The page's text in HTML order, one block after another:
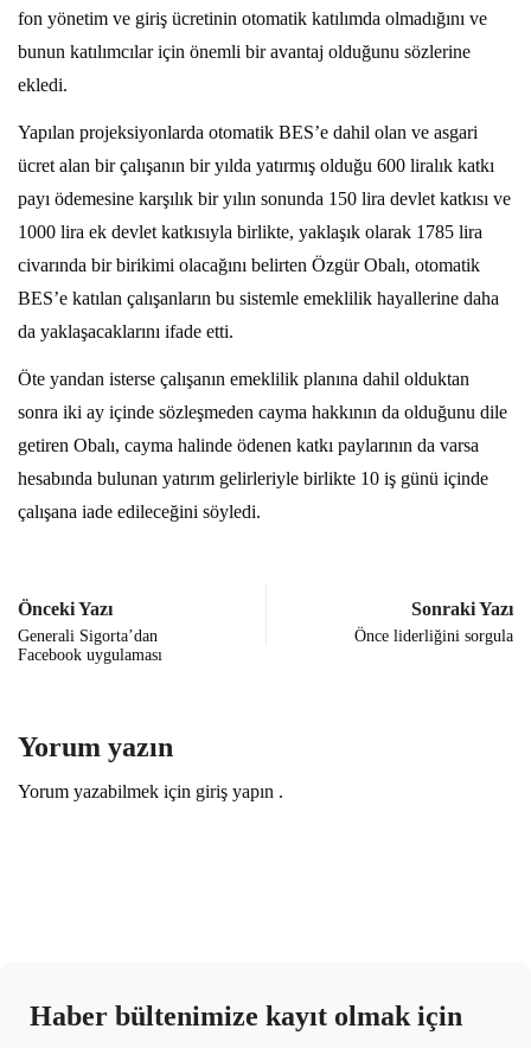
fon yönetim ve giriş ücretinin otomatik katılımda olmadığını ve
bunun katılımcılar için önemli bir avantaj olduğunu sözlerine
ekledi.
Yapılan projeksiyonlarda otomatik BES’e dahil olan ve asgari
ücret alan bir çalışanın bir yılda yatırmış olduğu 600 liralık katkı
payı ödemesine karşılık bir yılın sonunda 150 lira devlet katkısı ve
1000 lira ek devlet katkısıyla birlikte, yaklaşık olarak 1785 lira
civarında bir birikimi olacağını belirten Özgür Obalı, otomatik
BES’e katılan çalışanların bu sistemle emeklilik hayallerine daha
da yaklaşacaklarını ifade etti.
Öte yandan isterse çalışanın emeklilik planına dahil olduktan
sonra iki ay içinde sözleşmeden cayma hakkının da olduğunu dile
getiren Obalı, cayma halinde ödenen katkı paylarının da varsa
hesabında bulunan yatırım gelirleriyle birlikte 10 iş günü içinde
çalışana iade edileceğini söyledi.
Önceki Yazı
Generali Sigorta’dan
Facebook uygulaması
Sonraki Yazı
Önce liderliğini sorgula
Yorum yazın
Yorum yazabilmek için giriş yapın .
Haber bültenimize kayıt olmak için